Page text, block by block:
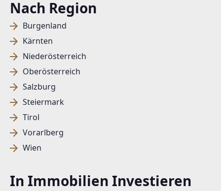
Nach Region
Burgenland
Kärnten
Niederösterreich
Oberösterreich
Salzburg
Steiermark
Tirol
Vorarlberg
Wien
In Immobilien Investieren